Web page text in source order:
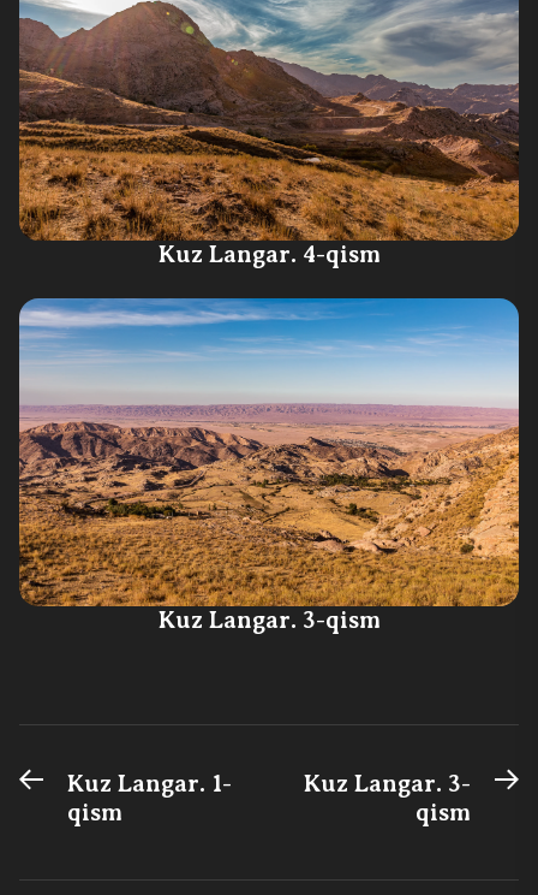
Kuz Langar. 4-qism
Kuz Langar. 3-qism
Post
menyusi
PreviousKuz Langar. 1-
qism
Kuz Langar. 3-
qism